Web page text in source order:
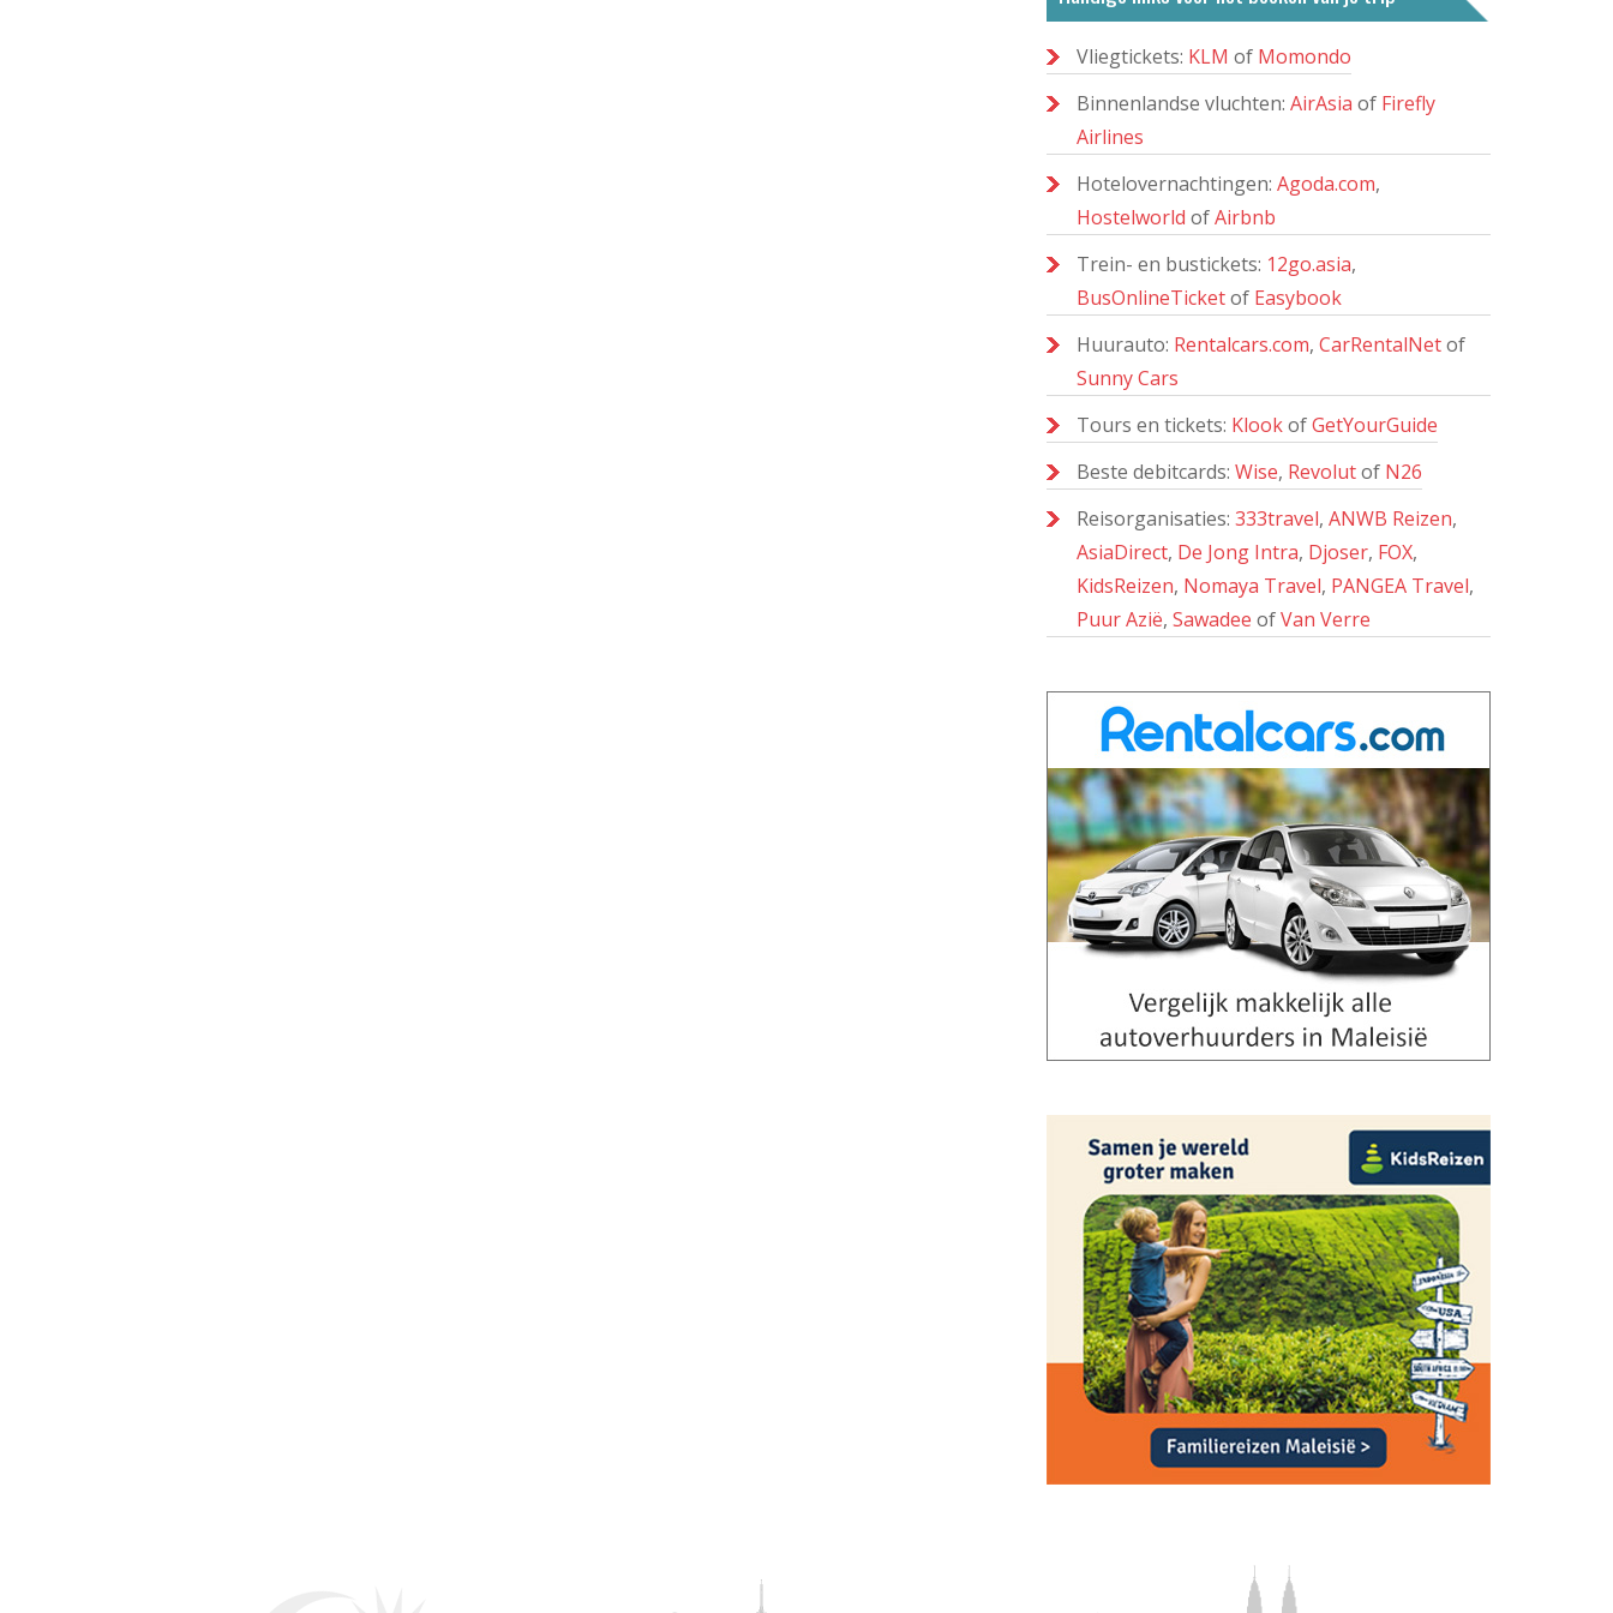
Vliegtickets: KLM of Momondo
Binnenlandse vluchten: AirAsia of Firefly
Airlines
Hotelovernachtingen: Agoda.com,
Hostelworld ofAirbnb
Trein- en bustickets: 12go.asia,
BusOnlineTicketof Easybook
Huurauto: Rentalcars.com, CarRentalNetof
Sunny Cars
Tours en tickets: KlookofGetYourGuide
Beste debitcards: Wise, Revolutof N26
Reisorganisaties: 333travel, ANWB Reizen,
AsiaDirect, De Jong Intra, Djoser, FOX,
KidsReizen, Nomaya Travel, PANGEA Travel,
Puur Azië, Sawadee ofVan Verre